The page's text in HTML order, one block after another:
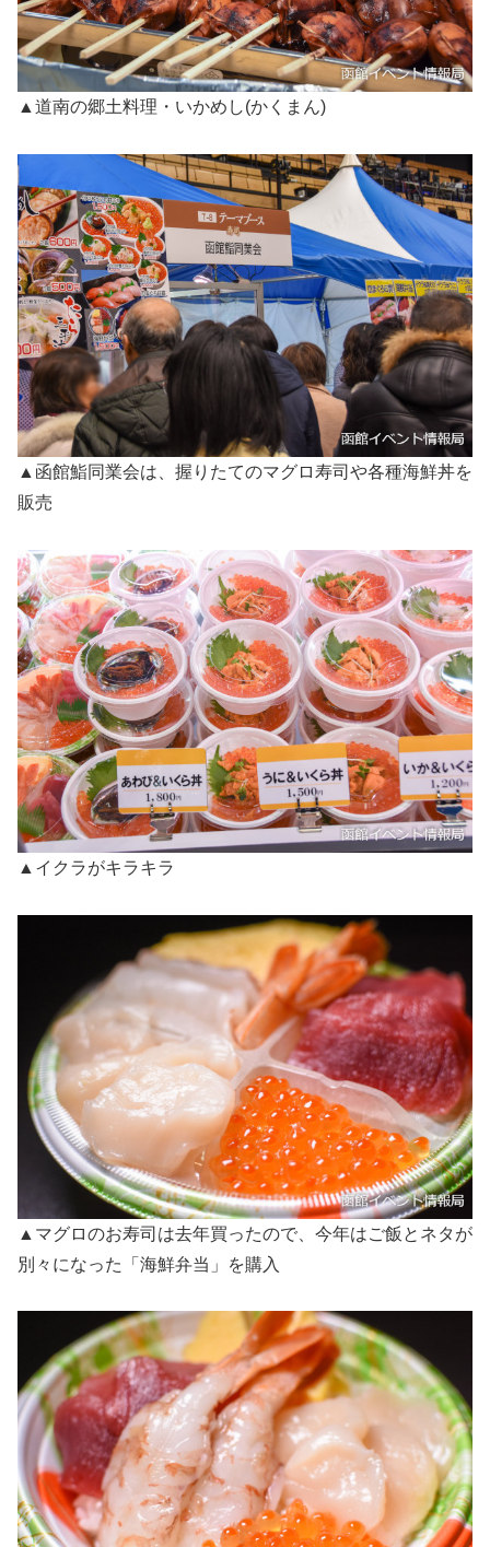
▲道南の郷土料理・いかめし(かくまん)
▲函館鮨同業会は、握りたてのマグロ寿司や各種海鮮丼を
販売
▲イクラがキラキラ
▲マグロのお寿司は去年買ったので、今年はご飯とネタが
別々になった「海鮮弁当」を購入